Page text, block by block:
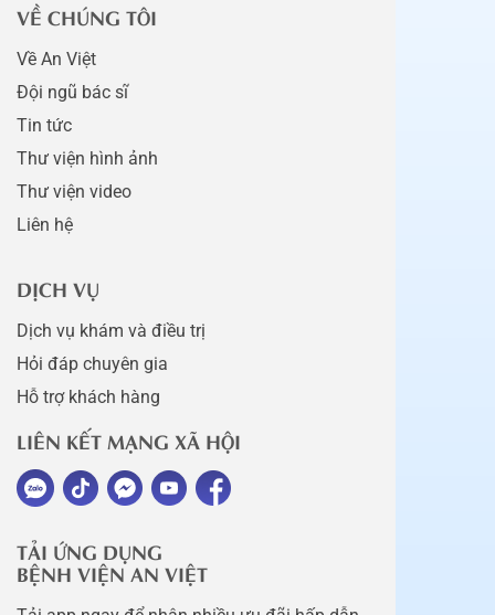
VỀ CHÚNG TÔI
Về An Việt
Đội ngũ bác sĩ
Tin tức
Thư viện hình ảnh
Thư viện video
Liên hệ
DỊCH VỤ
Dịch vụ khám và điều trị
Hỏi đáp chuyên gia
Hỗ trợ khách hàng
LIÊN KẾT MẠNG XÃ HỘI
TẢI ỨNG DỤNG
BỆNH VIỆN AN VIỆT